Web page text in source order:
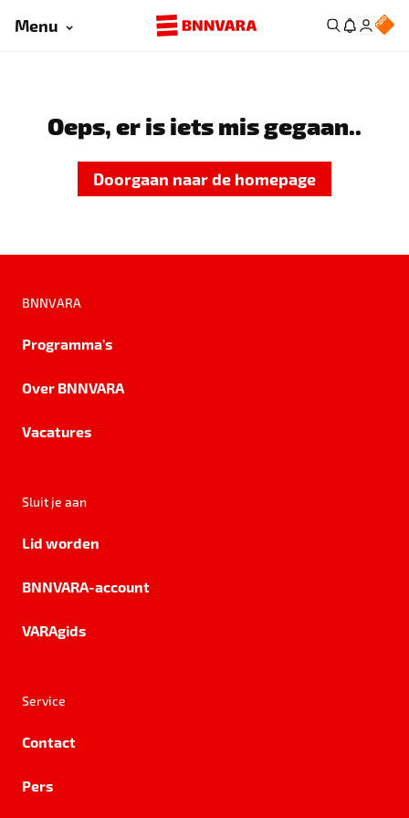
Menu
Oeps, er is iets mis gegaan..
Doorgaan naar de homepage
BNNVARA
Programma's
Over BNNVARA
Vacatures
Sluit je aan
Lid worden
BNNVARA-account
VARAgids
Service
Contact
Pers